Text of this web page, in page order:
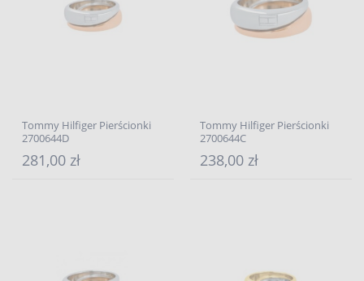
Tommy Hilfiger Pierścionki
2700644D
281,00 zł
Tommy Hilfiger Pierścionki
2700644C
238,00 zł